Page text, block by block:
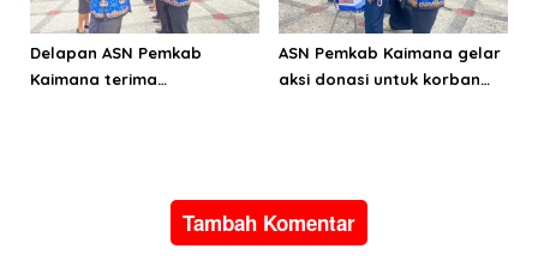
Delapan ASN Pemkab
Kaimana terima
ASN Pemkab Kaimana gelar
aksi donasi untuk korban
Tambah Komentar